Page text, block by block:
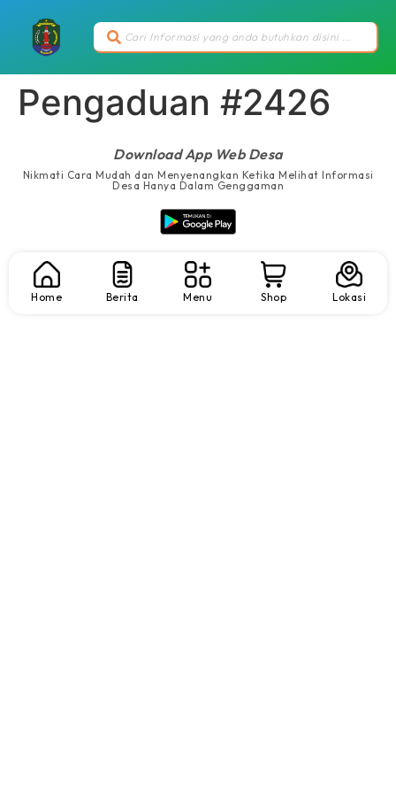
Pengaduan #2426
Download App Web Desa
Nikmati Cara Mudah dan Menyenangkan Ketika Melihat Informasi
Desa Hanya Dalam Genggaman
Home Berita Menu Shop Lokasi